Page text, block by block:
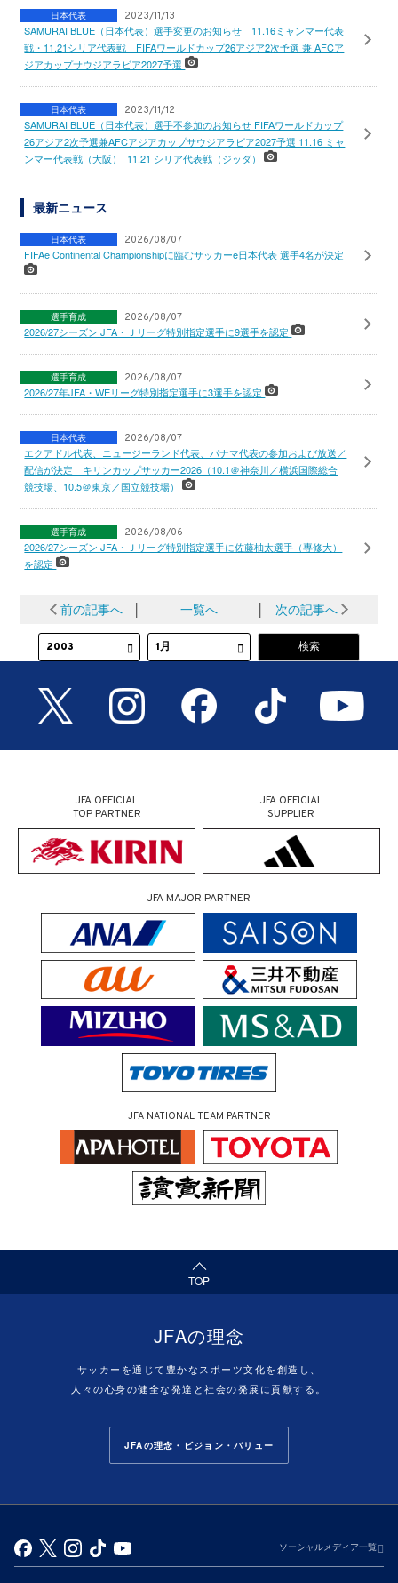
日本代表 2023/11/13
SAMURAI BLUE（日本代表）選手変更のお知らせ 11.16ミャンマー代表
戦・11.21シリア代表戦 FIFAワールドカップ26アジア2次予選 兼 AFCア
ジアカップサウジアラビア2027予選
日本代表 2023/11/12
SAMURAI BLUE（日本代表）選手不参加のお知らせ FIFAワールドカップ
26アジア2次予選兼AFCアジアカップサウジアラビア2027予選 11.16 ミャ
ンマー代表戦（大阪）| 11.21 シリア代表戦（ジッダ）
最新ニュース
日本代表 2026/08/07
FIFAe Continental Championshipに臨むサッカーe日本代表 選手4名が決定
選手育成 2026/08/07
2026/27シーズン JFA・Ｊリーグ特別指定選手に9選手を認定
選手育成 2026/08/07
2026/27年JFA・WEリーグ特別指定選手に3選手を認定
日本代表 2026/08/07
エクアドル代表、ニュージーランド代表、パナマ代表の参加および放送／
配信が決定 キリンカップサッカー2026（10.1＠神奈川／横浜国際総合
競技場、10.5＠東京／国立競技場）
選手育成 2026/08/06
2026/27シーズン JFA・Ｊリーグ特別指定選手に佐藤柚太選手（専修大）
を認定
前の記事へ │ 一覧へ │ 次の記事へ
JFA OFFICIAL
TOP PARTNER
JFA OFFICIAL
SUPPLIER
JFA MAJOR PARTNER
JFA NATIONAL TEAM PARTNER
TOP
（ページの先頭へ）
JFAの理念
サッカーを通じて豊かなスポーツ文化を創造し、
人々の心身の健全な発達と社会の発展に貢献する。
JFAの理念・ビジョン・バリュー
ソーシャルメディア一覧